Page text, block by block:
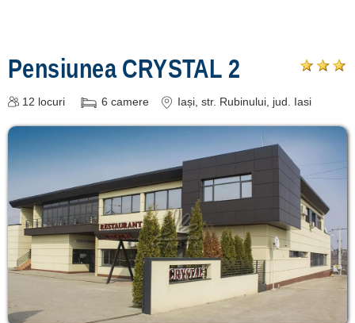
Pensiunea CRYSTAL 2
12 locuri 6 camere Iași, str. Rubinului, jud. Iasi